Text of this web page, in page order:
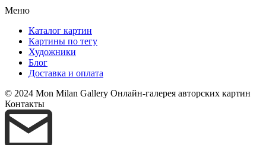
Меню
Каталог картин
Картины по тегу
Художники
Блог
Доставка и оплата
© 2024 Mon Milan Gallery Онлайн-галерея авторских картин
Контакты